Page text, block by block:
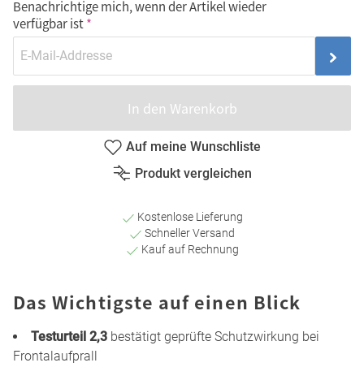
Benachrichtige mich, wenn der Artikel wieder
verfügbar ist
In den Warenkorb
Auf meine Wunschliste
Produkt vergleichen
Kostenlose Lieferung
Schneller Versand
Kauf auf Rechnung
Das Wichtigste auf einen Blick
Testurteil 2,3 bestätigt geprüfte Schutzwirkung bei
Frontalaufprall